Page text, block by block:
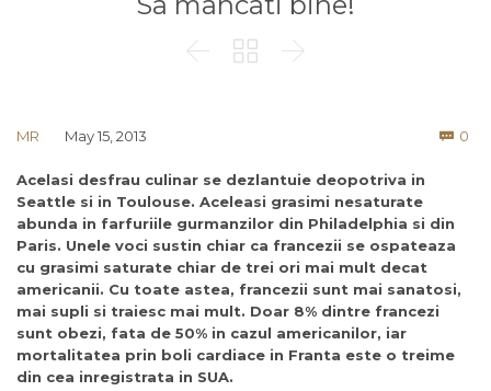
  
MR May 15, 2013  0
Acelasi desfrau culinar se dezlantuie deopotriva in
Seattle si in Toulouse. Aceleasi grasimi nesaturate
abunda in farfuriile gurmanzilor din Philadelphia si din
Paris. Unele voci sustin chiar ca francezii se ospateaza
cu grasimi saturate chiar de trei ori mai mult decat
americanii. Cu toate astea, francezii sunt mai sanatosi,
mai supli si traiesc mai mult. Doar 8% dintre francezi
sunt obezi, fata de 50% in cazul americanilor, iar
mortalitatea prin boli cardiace in Franta este o treime
din cea inregistrata in SUA.